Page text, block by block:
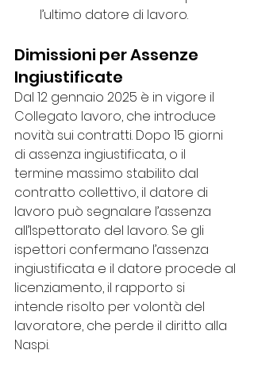
l’ultimo datore di lavoro.
Dimissioni per Assenze
Ingiustificate
Dal 12 gennaio 2025 è in vigore il
Collegato lavoro, che introduce
novità sui contratti. Dopo 15 giorni
di assenza ingiustificata, o il
termine massimo stabilito dal
contratto collettivo, il datore di
lavoro può segnalare l’assenza
all’Ispettorato del lavoro. Se gli
ispettori confermano l’assenza
ingiustificata e il datore procede al
licenziamento, il rapporto si
intende risolto per volontà del
lavoratore, che perde il diritto alla
Naspi.